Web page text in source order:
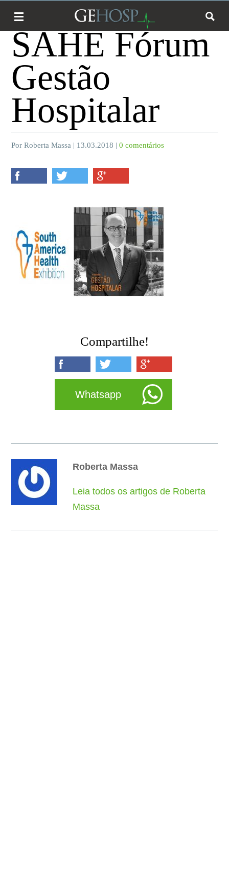
SAHE Fórum
Gestão
Hospitalar
Por Roberta Massa | 13.03.2018 |0 comentários
Compartilhe!
Whatsapp
Roberta Massa
Leia todos os artigos de Roberta
Massa